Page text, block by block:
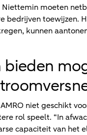
moeten
bedrijven toewijzen.
kunnen
bieden
niet geschikt
rol speelt. “In
capaciteit van